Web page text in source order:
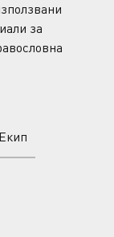
за
Екип